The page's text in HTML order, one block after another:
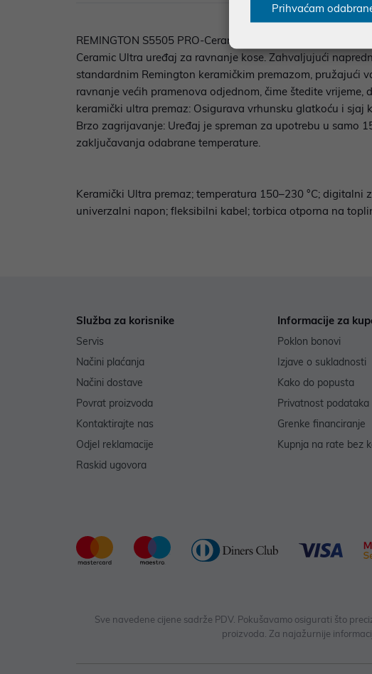
REMINGTON S5505 PRO-Ceramic Ultra – Savršeno
Ceramic Ultra uređaj za ravnanje kose. Zahvaljujući
standardnim Remington keramičkim premazom, pružajući
ravnanje većih pramenova odjednom, čime štedite
keramički ultra premaz: Osigurava vrhunsku glatkoću i sjaj
Brzo zagrijavanje: Uređaj je spreman za upotrebu u samo
zaključavanja odabrane temperature.
Keramički Ultra premaz; temperatura 150–230 °C;
univerzalni napon; fleksibilni kabel; torbica otporna na
Služba za korisnike
Servis
Načini plaćanja
Načini dostave
Povrat proizvoda
Kontaktirajte nas
Odjel reklamacije
Raskid ugovora
Informacije za
Poklon bonovi
Izjave o sukladnosti
Kako do popusta
Privatnost podataka
Grenke financiranje
Kupnja na rate bez
Sve navedene cijene sadrže PDV. Pokušavamo osigurati što
proizvoda. Za najažurnije
Prihvaćam